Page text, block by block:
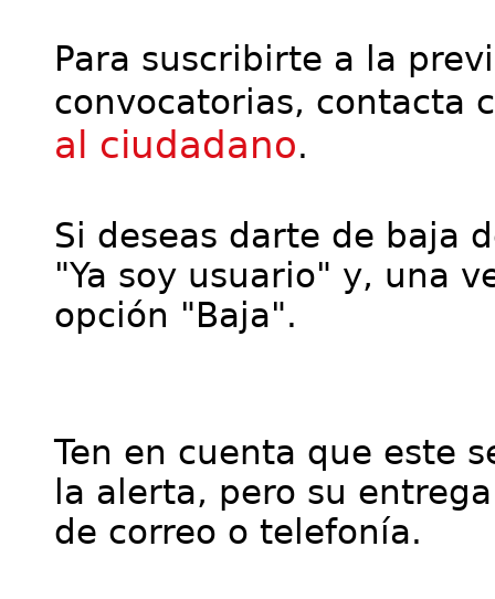
Para suscribirte a la
convocatorias, contacta
al ciudadano.
Si deseas darte de baja
"Ya soy usuario" y, una
opción "Baja".
Ten en cuenta que este
la alerta, pero su
de correo o telefonía.